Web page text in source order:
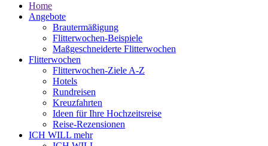
Home
Angebote
Brautermäßigung
Flitterwochen-Beispiele
Maßgeschneiderte Flitterwochen
Flitterwochen
Flitterwochen-Ziele A-Z
Hotels
Rundreisen
Kreuzfahrten
Ideen für Ihre Hochzeitsreise
Reise-Rezensionen
ICH WILL mehr